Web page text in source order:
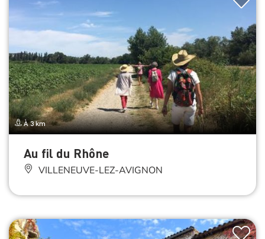
À 3 km
Au fil du Rhône
VILLENEUVE-LEZ-AVIGNON